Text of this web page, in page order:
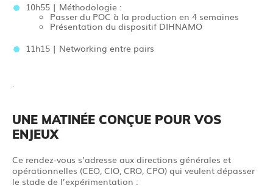
10h55 | Méthodologie :
Passer du POC à la production en 4 semaines
Présentation du dispositif DIHNAMO
11h15 | Networking entre pairs
.
UNE MATINÉE CONÇUE POUR VOS
ENJEUX
Ce rendez-vous s’adresse aux directions générales et
opérationnelles (CEO, CIO, CRO, CPO) qui veulent dépasser
le stade de l’expérimentation :